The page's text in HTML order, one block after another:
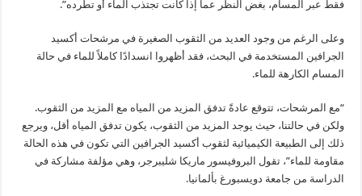
فقط عبر المسام، بغض النظر عما إذا كانت تجتذب الماء أو تطرده”.
وعلى الرغم من وجود العديد من الثقوب الصغيرة في مرشحات أكسيد
الجرافين المستخدمة في البحث، فقد أظهروا انسدادًا كاملاً للماء في حالة
المسام الكارهة للماء.
“مع المرشحات، تتوقع عادةً تدفق المزيد من المياه مع المزيد من الثقوب.
ولكن في حالتنا، حيث يوجد المزيد من الثقوب، يكون تدفق المياه أقل، ويرجع
ذلك إلى الطبيعة الكيميائية لثقوب أكسيد الجرافين التي تكون في هذه الحالة
مقاومة للماء”، تقول البروفيسور ماريكا شليبرجر، وهي مؤلفة مشاركة في
الدراسة من جامعة دويسبورغ بألمانيا.